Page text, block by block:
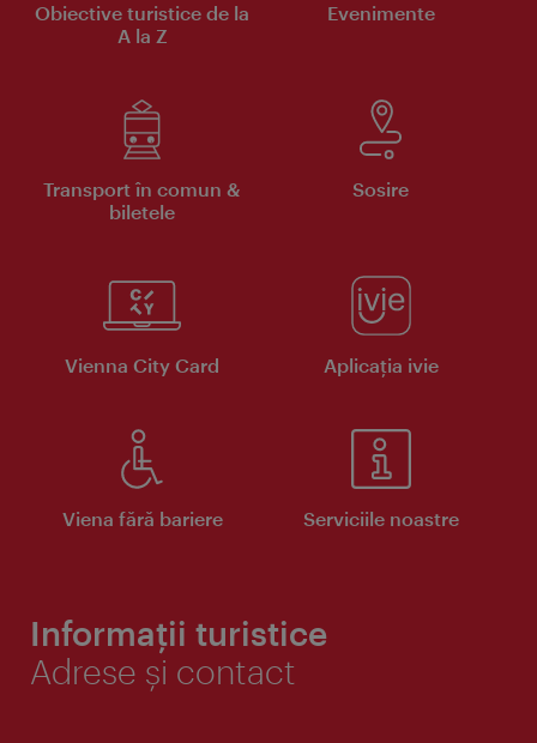
Obiective turistice de la
A la Z
Evenimente
Transport în comun &
biletele
Sosire
Vienna City Card Aplicaţia ivie
Viena fără bariere Serviciile noastre
Informații turistice
Adrese și contact